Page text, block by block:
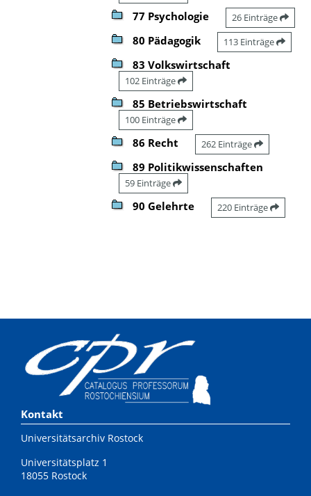
77 Psychologie 26 Einträge
80 Pädagogik 113 Einträge
83 Volkswirtschaft
102 Einträge
85 Betriebswirtschaft
100 Einträge
86 Recht 262 Einträge
89 Politikwissenschaften
59 Einträge
90 Gelehrte 220 Einträge
Kontakt
Universitätsarchiv Rostock
Universitätsplatz 1
18055 Rostock